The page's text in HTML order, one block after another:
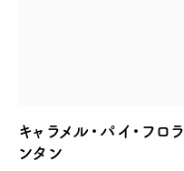
キャラメル・パイ・フロラ
ンタン